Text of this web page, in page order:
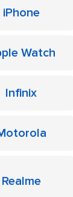
iPhone
Watch
Infinix
Realme